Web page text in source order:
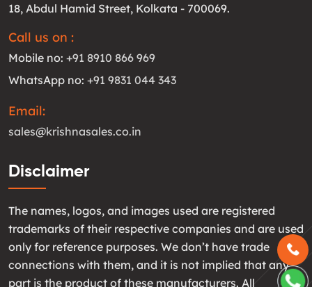
18, Abdul Hamid Street, Kolkata - 700069.
Call us on :
Mobile no: +91 8910 866 969
WhatsApp no: +91 9831 044 343
Email:
sales@krishnasales.co.in
Disclaimer
The names, logos, and images used are registered
trademarks of their respective companies and are used
only for reference purposes. We don’t have trade
connections with them, and it is not implied that any
part is the product of these manufacturers. All